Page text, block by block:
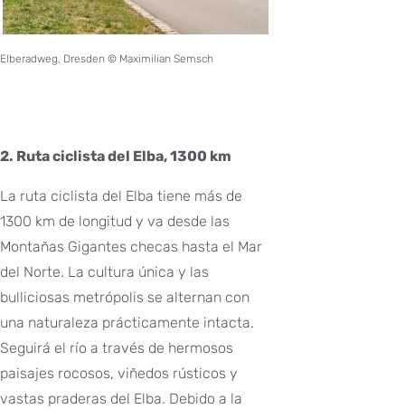
Elberadweg, Dresden © Maximilian Semsch
2. Ruta ciclista del Elba, 1300 km
La ruta ciclista del Elba tiene más de
1300 km de longitud y va desde las
Montañas Gigantes checas hasta el Mar
del Norte. La cultura única y las
bulliciosas metrópolis se alternan con
una naturaleza prácticamente intacta.
Seguirá el río a través de hermosos
paisajes rocosos, viñedos rústicos y
vastas praderas del Elba. Debido a la